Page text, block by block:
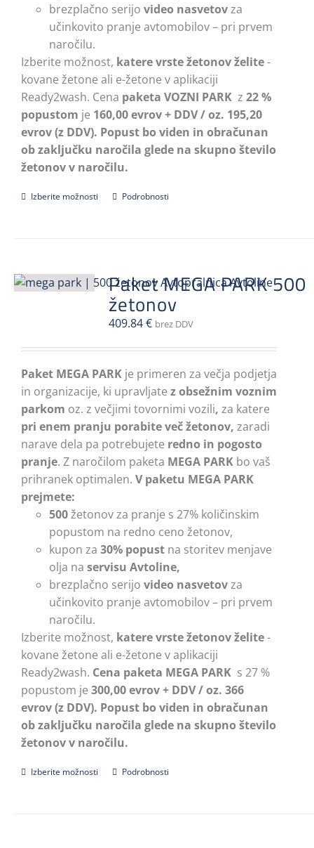
brezplačno serijo video nasvetovza
učinkovito pranje avtomobilov – pri prvem
naročilu.
Izberite možnost, katere vrste žetonov želite-
kovane žetone ali e-žetone v aplikaciji
Ready2wash. Cena paketa VOZNI PARK z 22 %
popustom je 160,00 evrov + DDV / oz. 195,20
evrov (z DDV). Popust bo viden in obračunan
ob zaključku naročila glede na skupno število
žetonov v naročilu.
Izberite možnosti
Ta
Možnosti
lahko
izberete
strani
izdelka
Podrobnosti
Paket MEGA PARK 500
žetonov
409.84€ brez DDV
Paket MEGA PARK je primeren za večja podjetja
in organizacije, ki upravljate z obsežnim voznim
parkom oz. z večjimi tovornimi vozili, za katere
pri enem pranju porabite več žetonov, zaradi
narave dela pa potrebujete redno in pogosto
pranje. Z naročilom paketa MEGA PARK bo vaš
prihranek optimalen. V paketu MEGA PARK
prejmete:
500žetonov za pranje s 27% količinskim
popustom na redno ceno žetonov,
kupon za 30% popust na storitev menjave
olja na servisu Avtoline,
brezplačno serijo video nasvetovza
učinkovito pranje avtomobilov – pri prvem
naročilu.
Izberite možnost, katere vrste žetonov želite-
kovane žetone ali e-žetone v aplikaciji
Ready2wash. Cena paketa MEGA PARK s 27 %
popustom je 300,00 evrov + DDV / oz. 366
evrov (z DDV). Popust bo viden in obračunan
ob zaključku naročila glede na skupno število
žetonov v naročilu.
Izberite možnosti
TaPodrobnosti